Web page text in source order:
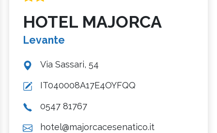
HOTEL MAJORCA
Levante
Via Sassari, 54
IT040008A17E4OYFQQ
0547 81767
hotel@majorcacesenatico.it